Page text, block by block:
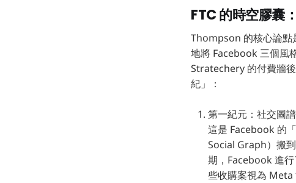
FTC 的時空膠囊
Thompson 的核心論點
地將 Facebook 三個風
Stratechery 的付費牆
紀」：
第一紀元：社交圖
這是 Facebook 的
Social Graph）搬
期，Facebook 進
些收購案視為 Meta